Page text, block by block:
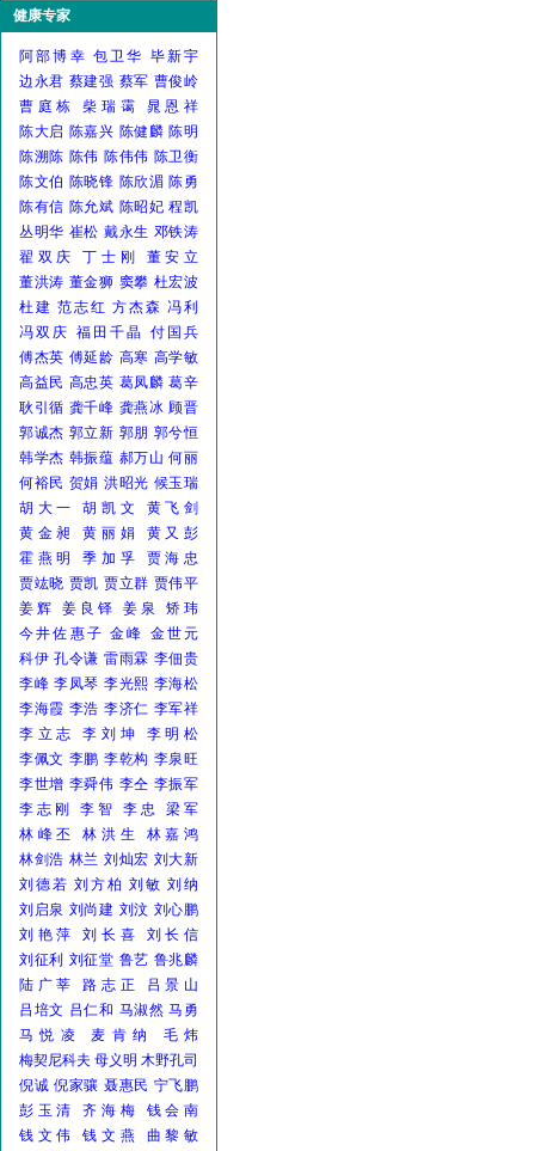
健康专家
阿部博幸 包卫华 毕新宇
边永君 蔡建强 蔡军 曹俊岭
曹庭栋
柴瑞霭
晁恩祥
陈大启 陈嘉兴 陈健麟 陈明
陈溯陈 陈伟 陈伟伟 陈卫衡
陈文伯 陈晓锋 陈欣湄 陈勇
陈有信 陈允斌 陈昭妃 程凯
丛明华 崔松 戴永生 邓铁涛
翟双庆
丁士刚
董安立
董洪涛 董金狮 窦攀 杜宏波
杜建 范志红 方杰森 冯利
冯双庆 福田千晶 付国兵
傅杰英 傅延龄 高寒 高学敏
高益民 高忠英 葛凤麟 葛辛
耿引循 龚千峰 龚燕冰 顾晋
郭诚杰 郭立新 郭朋 郭兮恒
韩学杰 韩振蕴 郝万山 何丽
何裕民 贺娟 洪昭光 候玉瑞
胡大一
胡凯文
黄飞剑
黄金昶
黄丽娟
黄又彭
霍燕明
季加孚
贾海忠
贾竑晓 贾凯 贾立群 贾伟平
姜辉
姜良铎 姜泉
矫玮
今井佐惠子 金峰 金世元
科伊 孔令谦 雷雨霖 李佃贵
李峰 李凤琴 李光熙 李海松
李海霞 李浩 李济仁 李军祥
李立志
李刘坤
李明松
李佩文 李鹏 李乾构 李泉旺
李世增 李舜伟 李仝 李振军
李志刚
李智 李忠
梁军
林峰丕
林洪生
林嘉鸿
林剑浩 林兰 刘灿宏 刘大新
刘德若 刘方柏 刘敏 刘纳
刘启泉 刘尚建 刘汶 刘心鹏
刘艳萍
刘长喜
刘长信
刘征利 刘征堂 鲁艺 鲁兆麟
陆广莘
路志正
吕景山
吕培文 吕仁和 马淑然 马勇
马悦凌
麦肯纳
毛炜
梅契尼科夫 母义明 木野孔司
倪诚 倪家骧 聂惠民 宁飞鹏
彭玉清
齐海梅
钱会南
钱文伟
钱文燕
曲黎敏